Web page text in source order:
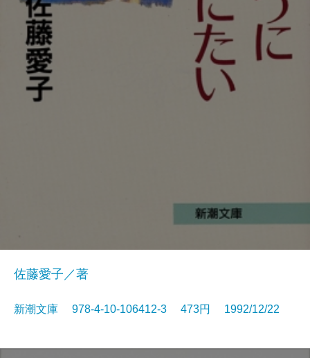
佐藤愛子／著
新潮文庫 978-4-10-106412-3 473円 1992/12/22